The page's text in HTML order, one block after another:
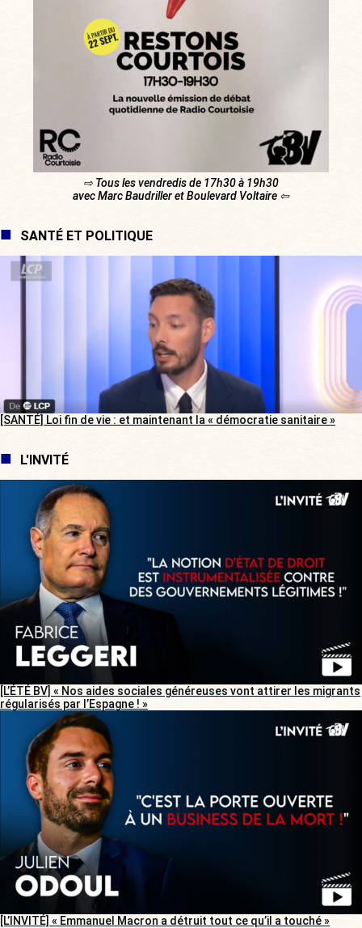
⇨ Tous les vendredis de 17h30 à 19h30
avec Marc Baudriller et Boulevard Voltaire ⇦
SANTÉ ET POLITIQUE
[SANTÉ] Loi fin de vie : et maintenant la « démocratie sanitaire »
L'INVITÉ
[L’ÉTÉ BV] « Nos aides sociales généreuses vont attirer les migrants
régularisés par l’Espagne ! »
[L’INVITÉ] « Emmanuel Macron a détruit tout ce qu’il a touché »